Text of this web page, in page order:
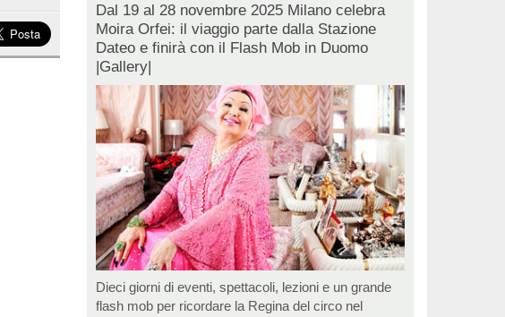
Dal 19 al 28 novembre 2025 Milano celebra
Moira Orfei: il viaggio parte dalla Stazione
Dateo e finirà con il Flash Mob in Duomo
|Gallery|
Dieci giorni di eventi, spettacoli, lezioni e un grande
flash mob per ricordare la Regina del circo nel